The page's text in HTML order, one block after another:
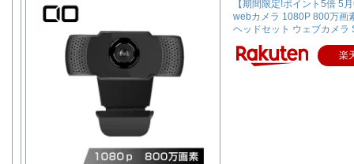
【期間限定!ポイント5倍 5
webカメラ 1080P 800万画
ヘッドセット ウェブカメラ
楽